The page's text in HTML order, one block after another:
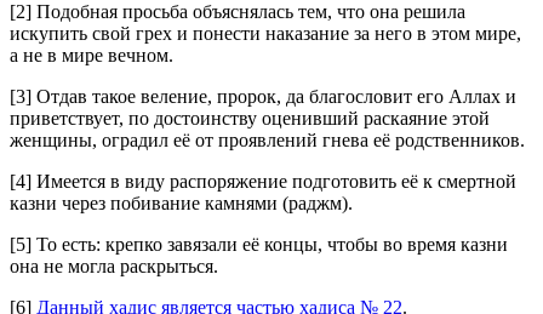
[2] Подобная просьба объяснялась тем, что она решила
искупить свой грех и понести наказание за него в этом мире,
а не в мире вечном.
[3] Отдав такое веление, пророк, да благословит его Аллах и
приветствует, по достоинству оценивший раскаяние этой
женщины, оградил её от проявлений гнева её родственников.
[4] Имеется в виду распоряжение подготовить её к смертной
казни через побивание камнями (раджм).
[5] То есть: крепко завязали её концы, чтобы во время казни
она не могла раскрыться.
[6] Данный хадис является частью хадиса № 22.